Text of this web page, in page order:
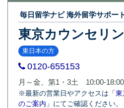
毎日留学ナビ 海外留学サポー
東京カウンセリ
東日本の方
0120-655153
月～金、第1・3土 10:00-18:00
※最新の営業日やアクセスは 「
のご案内」 にてご確認ください。